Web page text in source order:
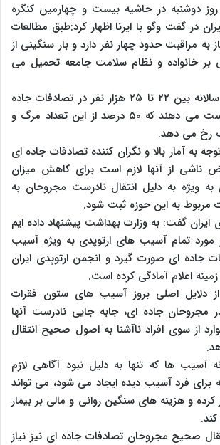
روز دوشنبه در حاشیه بیست و چهارمین کنگره
در گفت وگو با ایرنا اظهار کرد:طبق مطالعات
به مراقبت حدود چهار نفر دارد و بار سنگینی از
بر خانواده و نظام سلامت جامعه تحمیل می
وی افزود: همچنین سالانه بین ۲۲ تا ۲۵ هزار نفر در تصادفات جاده
ای جان خود را از دست می دهند که ۵۰ درصد از این تعداد مرگ و
رخ می دهد.
به آمار بالا و نگران کننده تصادفات جاده ای
ناشی از آنها لازم است برای کاهش میزان
ویژه به دلیل انتقال نادرست مجروحان به
مربوط به این حوزه ثبت شود.
گفت: به وزارت بهداشت پیشنهاد داده ایم
مورد تمام آسیب های ارتوپدی به ویژه آسیب
جاده ای صورت گیرد و انجمن ارتوپدی ایران
اعلام آمادگی کرده است.
دلایل اصلی بروز آسیب های ستون فقرات
مجروحان جاده ای، جابه جایی نادرست آنها
از سوی افراد ناآشنا به اصول صحیح انتقال
آسیب ها که تنها به دلیل نبود آگاهی لازم
برای فرد آسیب دیده ایجاد می شود، می تواند
کرده و هزینه های سنگین روانی و مالی بر بیمار
صحیح مجروحان تصادفات جاده ای نیز نیاز